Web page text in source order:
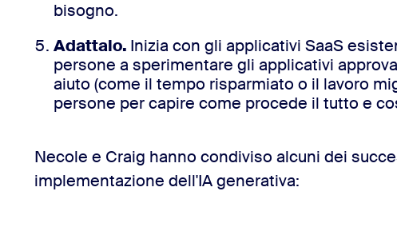
bisogno.
Adattalo. Inizia con gli applicativi SaaS
persone a sperimentare gli applicativi
aiuto (come il tempo risparmiato o il lavoro
persone per capire come procede il tutto e
Necole e Craig hanno condiviso alcuni dei
implementazione dell'IA generativa: